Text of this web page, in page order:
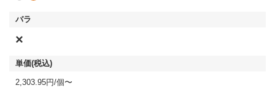
×
2,303.95円/個〜